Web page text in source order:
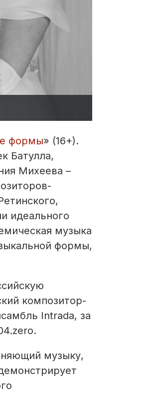
формы» (16+).
Батулла,
Михеева –
идеального
музыка
формы,
композитор-
Intrada, за
музыку,